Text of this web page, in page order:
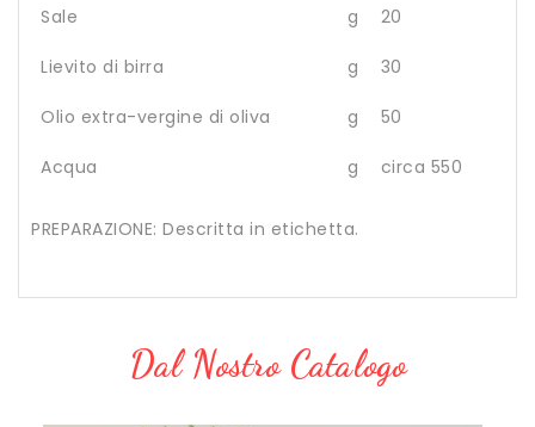
Sale g 20
Lievito di birra g 30
Olio extra-vergine di oliva g 50
Acqua g circa 550
PREPARAZIONE: Descritta in etichetta.
Dal Nostro Catalogo